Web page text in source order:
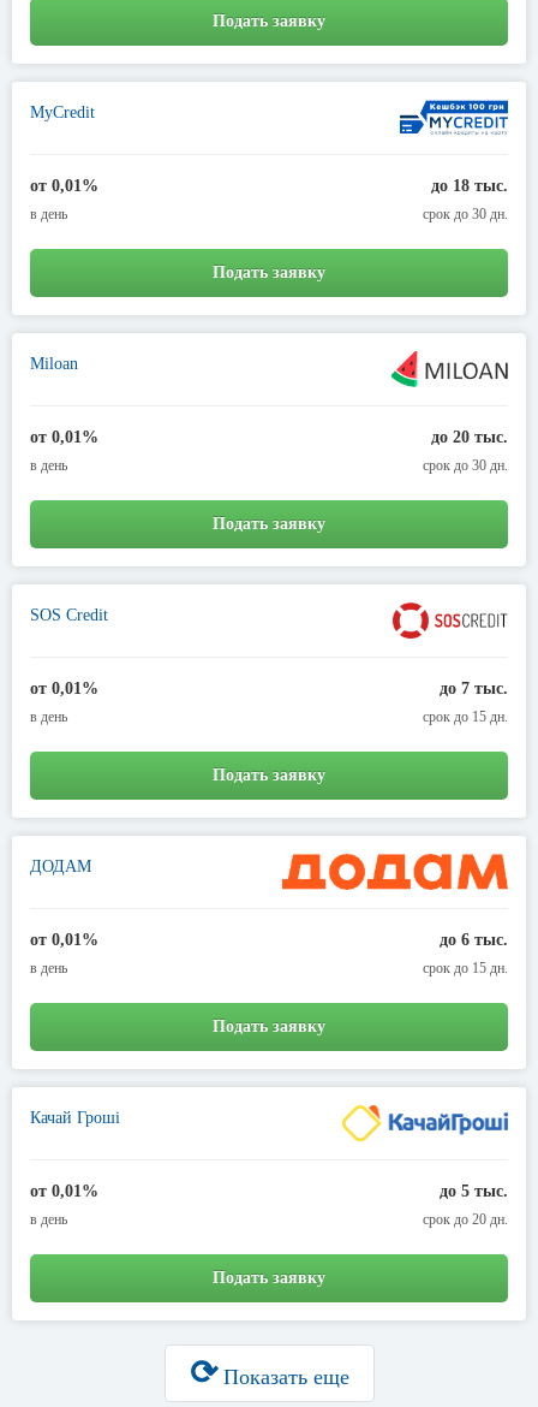
Подать заявку
MyCredit
от 0,01%
в день
до 18 тыс.
срок до 30 дн.
Подать заявку
Miloan
от 0,01%
в день
до 20 тыс.
срок до 30 дн.
Подать заявку
SOS Credit
от 0,01%
в день
до 7 тыс.
срок до 15 дн.
Подать заявку
ДОДАМ
от 0,01%
в день
до 6 тыс.
срок до 15 дн.
Подать заявку
Качай Гроші
от 0,01%
в день
до 5 тыс.
срок до 20 дн.
Подать заявку
⟳Показать еще